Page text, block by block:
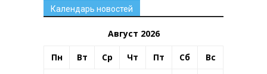
Календарь новостей
Август 2026
Пн Вт Ср Чт Пт Сб Вс